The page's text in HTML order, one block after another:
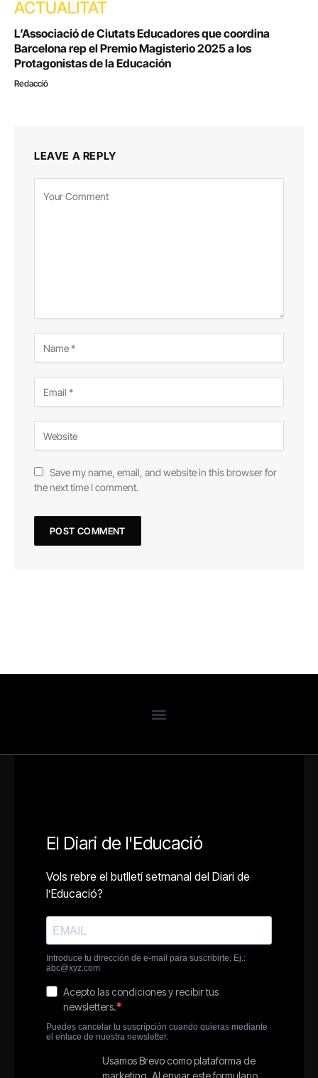
ACTUALITAT
L’Associació de Ciutats Educadores que coordina
Barcelona rep el Premio Magisterio 2025 a los
Protagonistas de la Educación
Redacció
LEAVE A REPLY
Save my name, email, and website in this browser for
the next time I comment.